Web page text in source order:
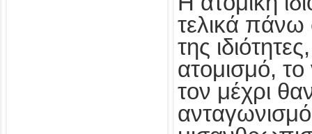
τελικά πάνω
της
ατομισμό,
τον μέχρι